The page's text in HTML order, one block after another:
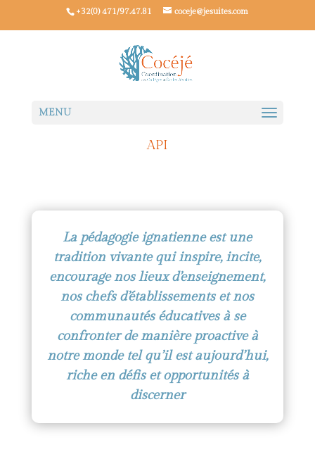
+32(0) 471/97.47.81 coceje@jesuites.com
API
La pédagogie ignatienne est une
tradition vivante qui inspire, incite,
encourage nos lieux d’enseignement,
nos chefs d’établissements et nos
communautés éducatives à se
confronter de manière proactive à
notre monde tel qu’il est aujourd’hui,
riche en défis et opportunités à
discerner